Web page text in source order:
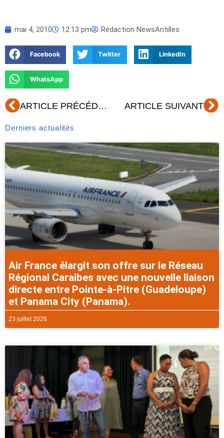
mai 4, 2010 12:13 pm Rédaction NewsAntilles
Facebook Twitter LinkedIn
WhatsApp
Précédent ARTICLE PRÉCÉDENT ARTICLE SUIVANT
Derniers actualités
Air France élargit son offre sur le Réseau
Régional Caraibes avec une nouvelle liaison
directe entre Pointe-à-Pitre (Guadeloupe)
et Panama City (Panama).
23 juillet 2026